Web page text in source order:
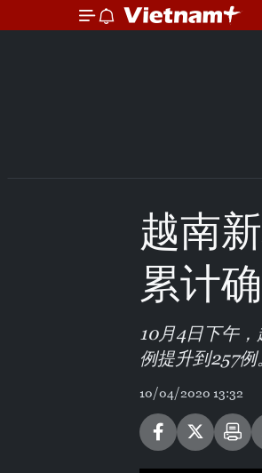
越南
累计
10月4日下午
例提升到257例
10/04/2020 13:32